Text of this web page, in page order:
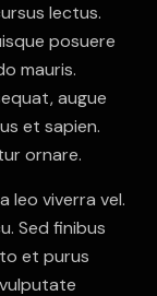
lectus.
posuere
mauris.
augue
et sapien.
ornare.
leo viverra vel.
Sed finibus
et purus